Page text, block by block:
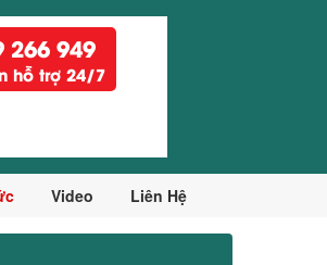
266 949
hỗ trợ 24/7
Video Liên Hệ